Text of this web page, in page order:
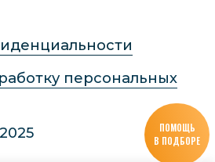
ПОМОЩЬ
В ПОДБОРЕ